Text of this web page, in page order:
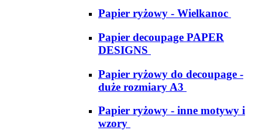
Papier ryżowy - Wielkanoc
Papier decoupage PAPER
DESIGNS
Papier ryżowy do decoupage -
duże rozmiary A3
Papier ryżowy - inne motywy i
wzory